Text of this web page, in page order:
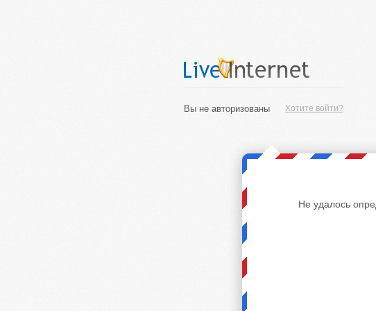
Хотите войти?
Вы не авторизованы
Не удалось